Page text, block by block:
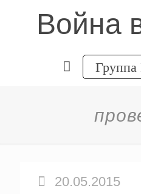
Война
Группа
20.05.2015